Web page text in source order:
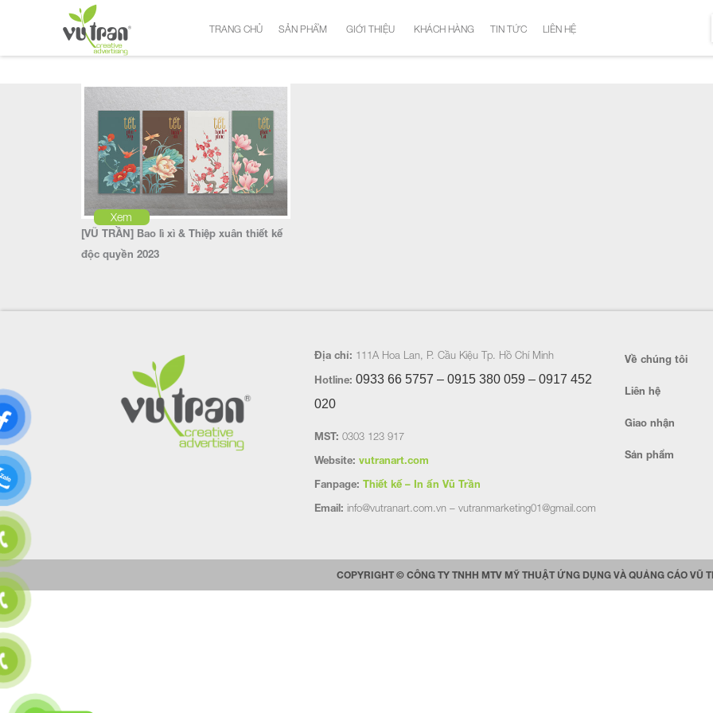
TRANG CHỦ SẢN PHẨM GIỚI THIỆU KHÁCH HÀNG TIN TỨC LIÊN HỆ
Xem
[VŨ TRẦN] Bao lì xì & Thiệp xuân thiết kế
độc quyền 2023
Địa chỉ: 111A Hoa Lan, P. Cầu Kiệu Tp. Hồ Chí Minh
Hotline: 0933 66 5757 – 0915 380 059 – 0917 452
020
MST: 0303 123 917
Website: vutranart.com
Fanpage: Thiết kế – In ấn Vũ Trần
Email: info@vutranart.com.vn – vutranmarketing01@gmail.com
Về chúng tôi
Liên hệ
Giao nhận
Sản phẩm
COPYRIGHT © CÔNG TY TNHH MTV MỸ THUẬT ỨNG DỤNG VÀ QUẢNG CÁO VŨ